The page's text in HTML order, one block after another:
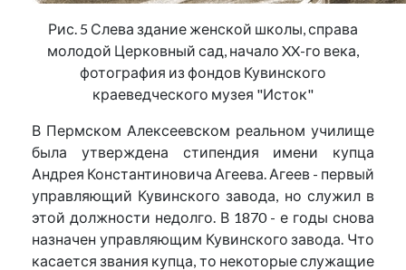
Рис. 5 Слева здание женской школы, справа
молодой Церковный сад, начало XX-го века,
фотография из фондов Кувинского
краеведческого музея "Исток"
В Пермском Алексеевском реальном училище
была утверждена стипендия имени купца
Андрея Константиновича Агеева. Агеев - первый
управляющий Кувинского завода, но служил в
этой должности недолго. В 1870 - е годы снова
назначен управляющим Кувинского завода. Что
касается звания купца, то некоторые служащие